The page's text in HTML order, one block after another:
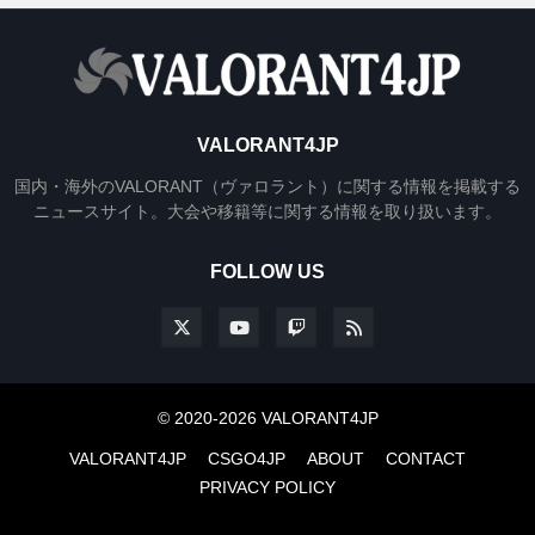
VALORANT4JP
国内・海外のVALORANT（ヴァロラント）に関する情報を掲載する
ニュースサイト。大会や移籍等に関する情報を取り扱います。
FOLLOW US
© 2020-2026 VALORANT4JP
VALORANT4JP CSGO4JP ABOUT
CONTACT
PRIVACY POLICY